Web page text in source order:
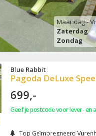
Maandag -
Zaterdag
Zondag
Blue Rabbit
Pagoda DeLuxe
699,-
Geef je postcode voor lever- en
Top Geïmpregneerd